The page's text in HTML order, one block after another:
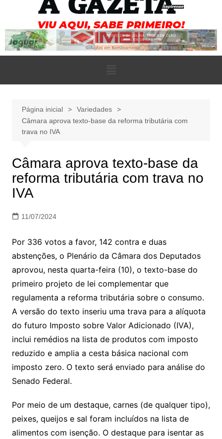
Página inicial
Variedades
Câmara aprova texto-base da reforma tributária com
trava no IVA
Câmara aprova texto-base da
reforma tributária com trava no
IVA
11/07/2024
Por 336 votos a favor, 142 contra e duas
abstenções, o Plenário da Câmara dos Deputados
aprovou, nesta quarta-feira (10), o texto-base do
primeiro projeto de lei complementar que
regulamenta a reforma tributária sobre o consumo.
A versão do texto inseriu uma trava para a alíquota
do futuro Imposto sobre Valor Adicionado (IVA),
inclui remédios na lista de produtos com imposto
reduzido e amplia a cesta básica nacional com
imposto zero. O texto será enviado para análise do
Senado Federal.
Por meio de um destaque, carnes (de qualquer tipo),
peixes, queijos e sal foram incluídos na lista de
alimentos com isenção. O destaque para isentar as